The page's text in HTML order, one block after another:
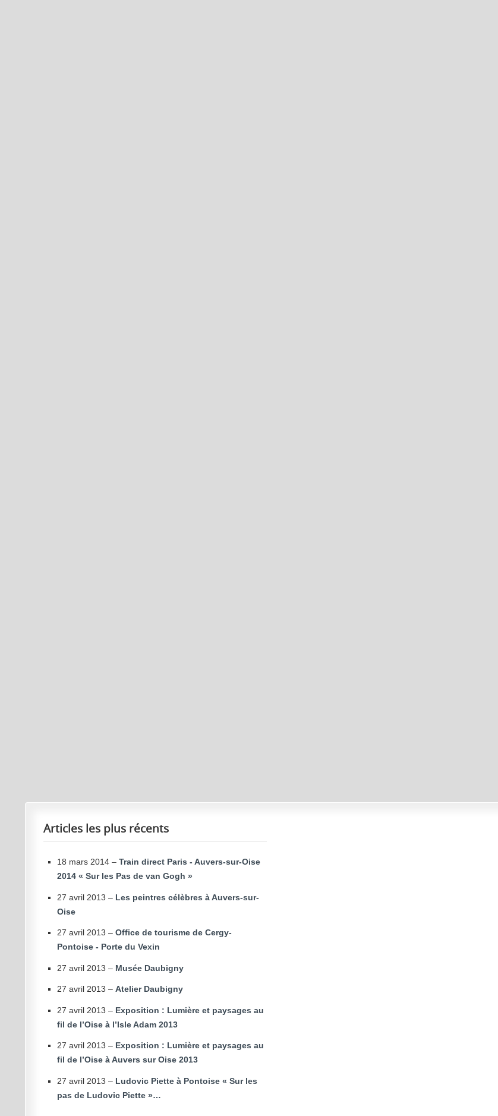
Articles les plus récents
18 mars 2014 – Train direct Paris - Auvers-sur-Oise
2014 « Sur les Pas de van Gogh »
27 avril 2013 – Les peintres célèbres à Auvers-sur-
Oise
27 avril 2013 – Office de tourisme de Cergy-
Pontoise - Porte du Vexin
27 avril 2013 – Musée Daubigny
27 avril 2013 – Atelier Daubigny
27 avril 2013 – Exposition : Lumière et paysages au
fil de l’Oise à l’Isle Adam 2013
27 avril 2013 – Exposition : Lumière et paysages au
fil de l’Oise à Auvers sur Oise 2013
27 avril 2013 – Ludovic Piette à Pontoise « Sur les
pas de Ludovic Piette »…